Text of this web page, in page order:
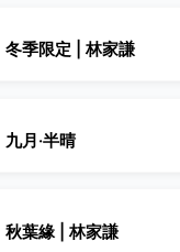
冬季限定 | 林家謙
九月·半晴
秋葉緣 | 林家謙